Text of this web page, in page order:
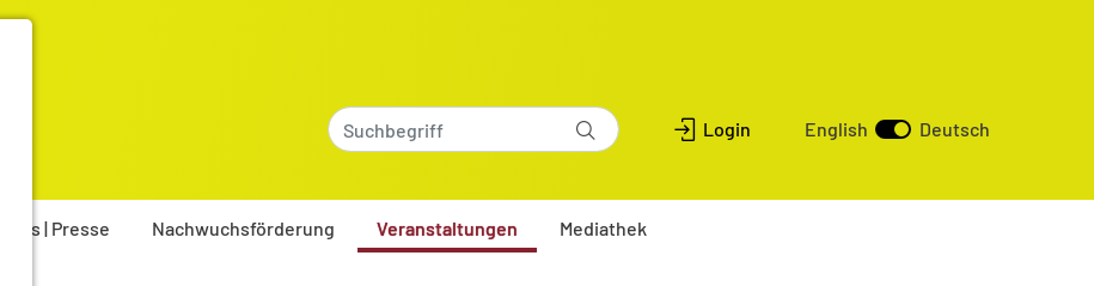
Login English Deutsch
| Presse Nachwuchsförderung Veranstaltungen Mediathek